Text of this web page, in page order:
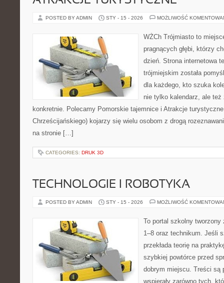
POSTED BY ADMIN STY - 15 - 2026 MOŻLIWOŚĆ
WŻCh Trójmiasto to
pragnących głębi, którzy
dzień. Strona internetowa
trójmiejskim została
dla każdego, kto szuka
nie tylko kalendarz, ale
konkretnie. Polecamy Pomorskie tajemnice i Atrakcje
Chrześcijańskiego) kojarzy się wielu osobom z drogą
na stronie […]
CATEGORIES: DRUK 3D
TECHNOLOGIE I ROBOTYKA
POSTED BY ADMIN STY - 15 - 2026 MOŻLIWOŚĆ
To portal szkolny
1–8 oraz technikum. Jeśli
przekłada teorię na
szybkiej powtórce przed
dobrym miejscu. Treści są
wspierały zarówno tych,